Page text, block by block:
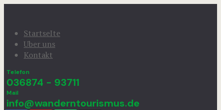
StartseIte
Uber uns
Kontakt
Telefon
036874 - 93711
Mail
info@wanderntourismus.de